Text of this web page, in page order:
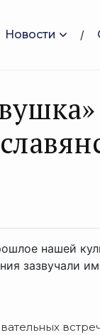
Новости
нашей
зазвучали